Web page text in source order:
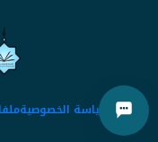
سياسة الخصوصية